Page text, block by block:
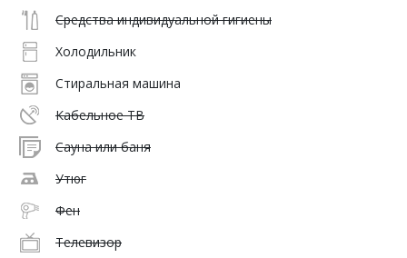
Средства индивидуальной гигиены
Холодильник
Стиральная машина
Кабельное ТВ
Сауна или баня
Утюг
Фен
Телевизор